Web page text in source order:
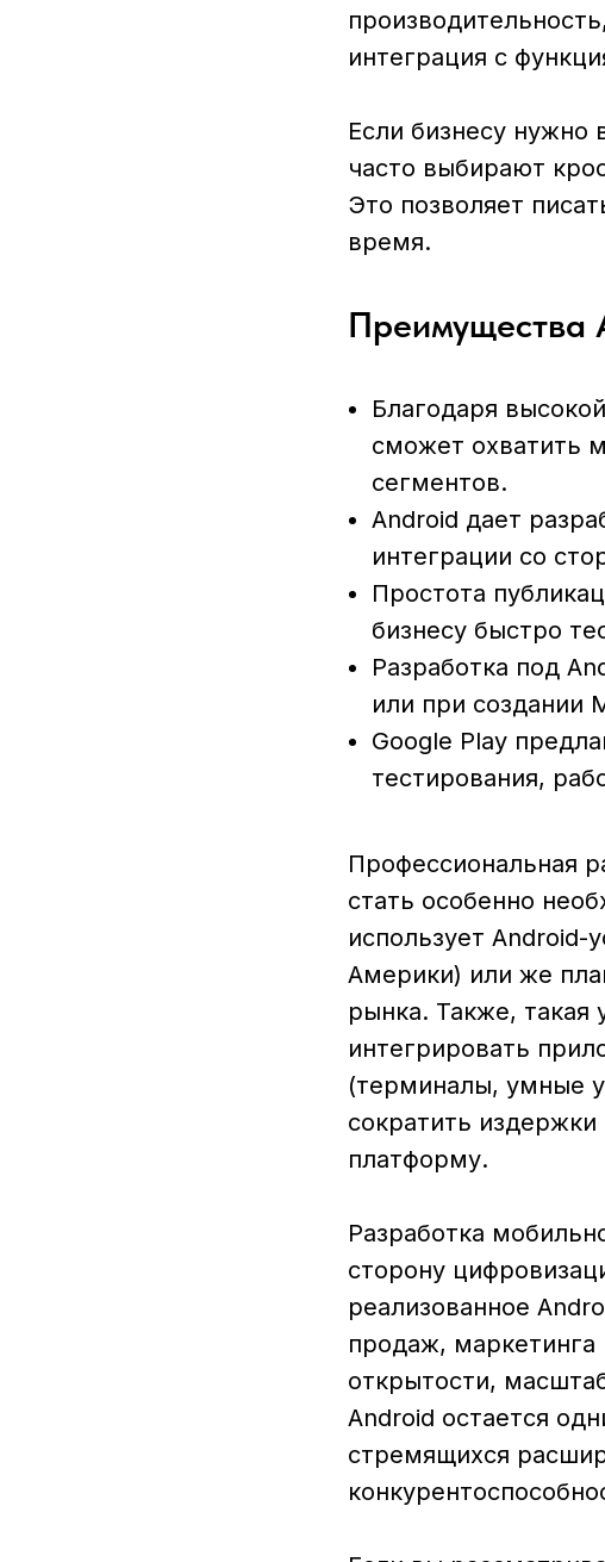
интеграция с
Если бизнесу нужно
часто выбирают
Это позволяет
время.
Преимущества
Благодаря
сможет охватить
сегментов.
Android дает
интеграции со
Простота
бизнесу быстро
Разработка под
или при создании
Google Play
тестирования,
Профессиональная
стать особенно
использует
Америки) или же
рынка. Также, такая
интегрировать
(терминалы, умные
сократить издержки
платформу.
Разработка
сторону
реализованное
продаж, маркетинга
открытости,
Android остается
стремящихся